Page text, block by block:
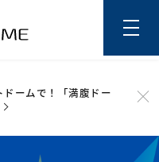
を読む
ームで！「満腹ドー